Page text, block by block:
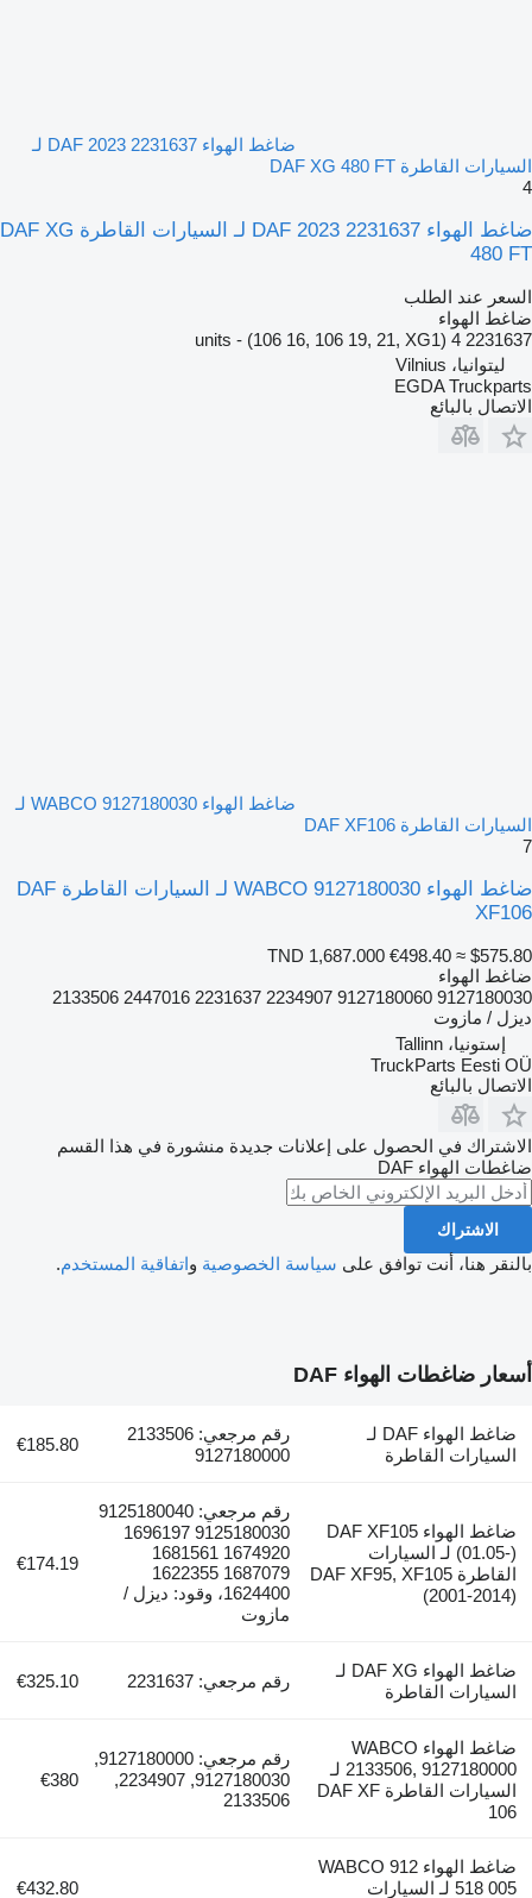
ضاغط الهواء DAF 2023 2231637 لـ
السيارات القاطرة DAF XG 480 FT
4
ضاغط الهواء DAF 2023 2231637 لـ السيارات القاطرة DAF XG
480 FT
السعر عند الطلب
ضاغط الهواء
2231637 4 units - (106 16, 106 19, 21, XG1)
ليتوانيا، Vilnius
EGDA Truckparts
الاتصال بالبائع
ضاغط الهواء WABCO 9127180030 لـ
السيارات القاطرة DAF XF106
7
ضاغط الهواء WABCO 9127180030 لـ السيارات القاطرة DAF
XF106
TND 1,687.000 €498.40 ≈ $575.80
ضاغط الهواء
9127180030 9127180060 2234907 2231637 2447016 2133506
ديزل / مازوت
إستونيا، Tallinn
TruckParts Eesti OÜ
الاتصال بالبائع
الاشتراك في الحصول على إعلانات جديدة منشورة في هذا القسم
ضاغطات الهواء DAF
الاشتراك
بالنقر هنا، أنت توافق على سياسة الخصوصية واتفاقية المستخدم.
أسعار ضاغطات الهواء DAF
ضاغط الهواء DAF لـ
السيارات القاطرة
رقم مرجعي: 2133506
9127180000
€185.80
ضاغط الهواء DAF XF105
(01.05-) لـ السيارات
القاطرة DAF XF95, XF105
(2001-2014)
رقم مرجعي: 9125180040
9125180030 1696197
1674920 1681561
1687079 1622355
1624400، وقود: ديزل /
مازوت
€174.19
ضاغط الهواء DAF XG لـ
السيارات القاطرة
رقم مرجعي: 2231637 €325.10
ضاغط الهواء WABCO
2133506, 9127180000 لـ
السيارات القاطرة DAF XF
106
رقم مرجعي: 9127180000,
9127180030, 2234907,
2133506
€380
ضاغط الهواء WABCO 912
518 005 لـ السيارات
€432.80